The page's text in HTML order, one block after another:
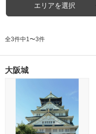
エリアを選択
全3件中1〜3件
大阪城